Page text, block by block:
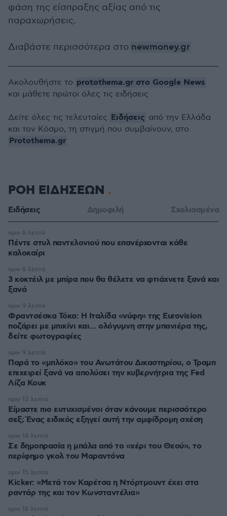
φάση της είσπραξης αξίας από τις
παραχωρήσεις.
Διαβάστε περισσότερα στο newmoney.gr
Ακολουθήστε το protothema.gr στο Google News
και μάθετε πρώτοι όλες τις ειδήσεις
Δείτε όλες τις τελευταίες Ειδήσεις από την Ελλάδα
και τον Κόσμο, τη στιγμή που συμβαίνουν, στο
Protothema.gr
ΡΟΗ ΕΙΔΗΣΕΩΝ
Ειδήσεις Δημοφιλή Σχολιασμένα
Πέντε στυλ παντελονιού που επανέρχονται κάθε
καλοκαίρι
πριν 6 λεπτά
3 κοκτέιλ με μπίρα που θα θέλετε να φτιάχνετε ξανά και
ξανά
πριν 6 λεπτά
Φραντσέσκα Τόκα: Η Ιταλίδα «νύφη» της Eurovision
ποζάρει με μπικίνι και... ολόγυμνη στην μπανιέρα της,
δείτε φωτογραφίες
πριν 9 λεπτά
Παρά το «μπλόκο» του Ανωτάτου Δικαστηρίου, ο Τραμπ
επιχειρεί ξανά να απολύσει την κυβερνήτρια της Fed
Λίζα Κουκ
πριν 9 λεπτά
Είμαστε πιο ευτυχισμένοι όταν κάνουμε περισσότερο
σεξ; Ένας ειδικός εξηγεί αυτή την αμφίδρομη σχέση
πριν 13 λεπτά
Σε δημοπρασία η μπάλα από το «χέρι του Θεού», το
περίφημο γκολ του Μαραντόνα
πριν 14 λεπτά
Kicker: «Μετά τον Καρέτσα η Ντόρτμουντ έχει στα
ραντάρ της και τον Κωνσταντέλια»
πριν 15 λεπτά
πριν 16 λεπτά